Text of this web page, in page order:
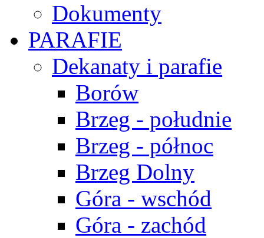
Dokumenty
PARAFIE
Dekanaty i parafie
Borów
Brzeg - południe
Brzeg - północ
Brzeg Dolny
Góra - wschód
Góra - zachód